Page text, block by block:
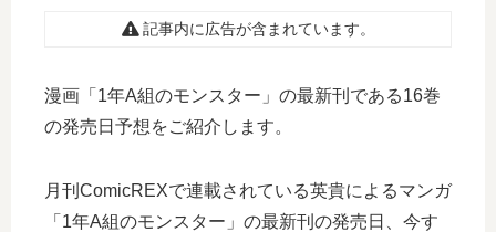
記事内に広告が含まれています。
漫画「1年A組のモンスター」の最新刊である16巻
の発売日予想をご紹介します。
月刊ComicREXで連載されている英貴によるマンガ
「1年A組のモンスター」の最新刊の発売日、今す